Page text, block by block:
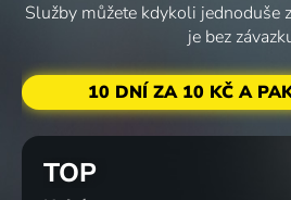
Služby můžete kdykoli jednoduše
je bez
10 DNÍ ZA 10 KČ A
TOP